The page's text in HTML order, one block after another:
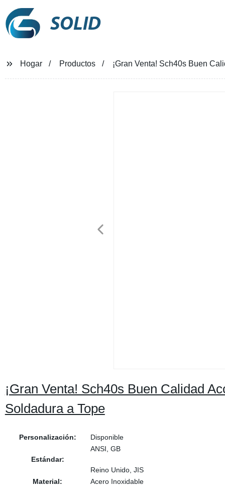
SOLID
Hogar Productos ¡Gran Venta! Sch40s Buen
¡Gran Venta! Sch40s Buen Calidad
Soldadura a Tope
Personalización: Disponible
Estándar:
ANSI, GB
Reino Unido, JIS
Material:
Acero Inoxidable